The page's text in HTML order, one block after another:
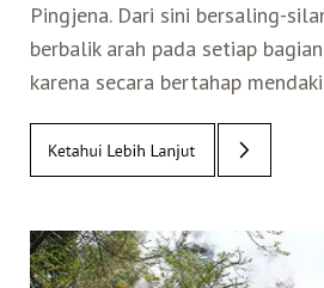
Pasar Malam
Pingjena. Dari sini bersaling-
berbalik arah pada setiap
karena secara bertahap